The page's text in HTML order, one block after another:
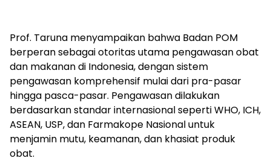
Prof. Taruna menyampaikan bahwa Badan POM
berperan sebagai otoritas utama pengawasan obat
dan makanan di Indonesia, dengan sistem
pengawasan komprehensif mulai dari pra-pasar
hingga pasca-pasar. Pengawasan dilakukan
berdasarkan standar internasional seperti WHO, ICH,
ASEAN, USP, dan Farmakope Nasional untuk
menjamin mutu, keamanan, dan khasiat produk
obat.